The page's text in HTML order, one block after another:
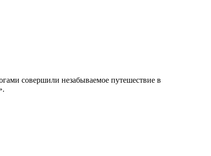
совершили незабываемое путешествие в